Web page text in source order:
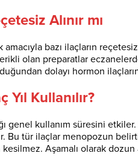
Alınır mı
bazı ilaçların reçetesiz
olan preparatlar
dolayı hormon
Kullanılır?
genel kullanım süresini
Bu tür ilaçlar menopozun
Aşamalı olarak dozun